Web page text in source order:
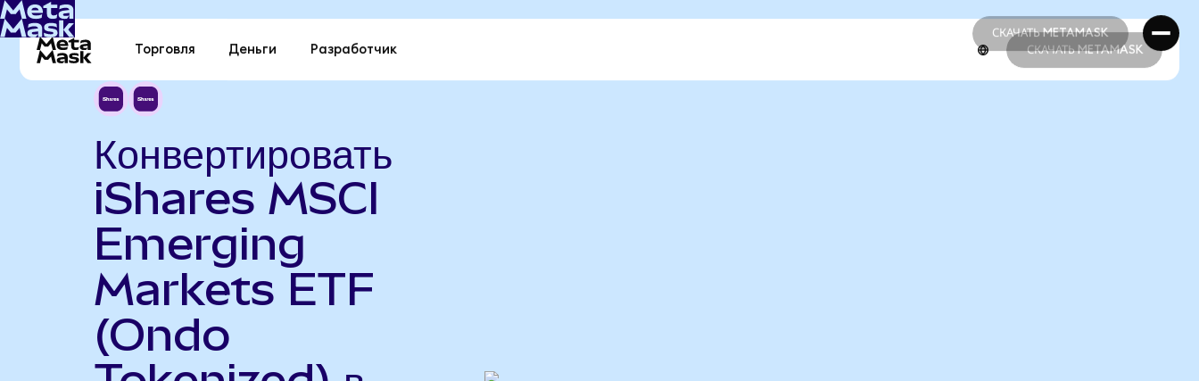
СКАЧАТЬ METAMASK
СКАЧАТЬ METAMASK
Торговля Деньги Разработчик СКАЧАТЬ METAMASK
Конвертировать
iShares MSCI
Emerging
Markets ETF
(Ondo